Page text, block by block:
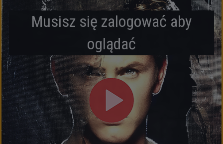
Musisz się zalogować aby
oglądać